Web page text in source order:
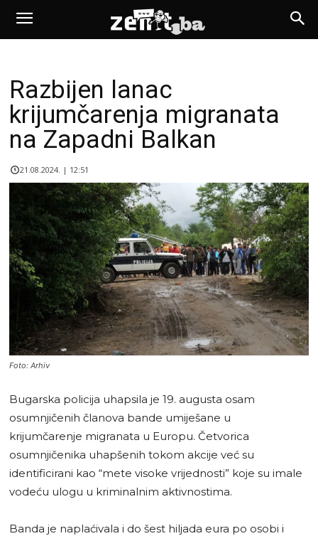
Razbijen lanac
krijumčarenja migranata
na Zapadni Balkan
21.08.2024. | 12:51
Foto: Arhiv
Bugarska policija uhapsila je 19. augusta osam
osumnjičenih članova bande umiješane u
krijumčarenje migranata u Europu. Četvorica
osumnjičenika uhapšenih tokom akcije već su
identificirani kao “mete visoke vrijednosti” koje su imale
vodeću ulogu u kriminalnim aktivnostima.
Banda je naplaćivala i do šest hiljada eura po osobi i